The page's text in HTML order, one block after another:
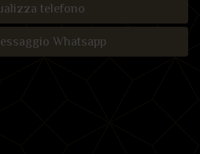
telefono
Whatsapp